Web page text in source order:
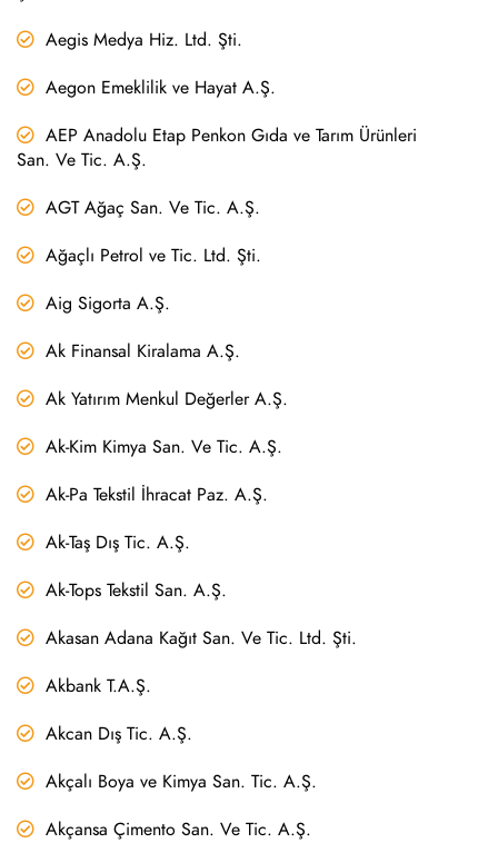
Aegis Medya Hiz. Ltd. Şti.
Aegon Emeklilik ve Hayat A.Ş.
AEP Anadolu Etap Penkon Gıda ve Tarım Ürünleri
San. Ve Tic. A.Ş.
AGT Ağaç San. Ve Tic. A.Ş.
Ağaçlı Petrol ve Tic. Ltd. Şti.
Aig Sigorta A.Ş.
Ak Finansal Kiralama A.Ş.
Ak Yatırım Menkul Değerler A.Ş.
Ak-Kim Kimya San. Ve Tic. A.Ş.
Ak-Pa Tekstil İhracat Paz. A.Ş.
Ak-Taş Dış Tic. A.Ş.
Ak-Tops Tekstil San. A.Ş.
Akasan Adana Kağıt San. Ve Tic. Ltd. Şti.
Akbank T.A.Ş.
Akcan Dış Tic. A.Ş.
Akçalı Boya ve Kimya San. Tic. A.Ş.
Akçansa Çimento San. Ve Tic. A.Ş.